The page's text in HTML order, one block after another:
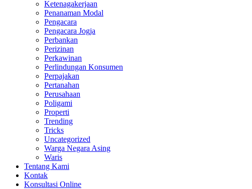
Ketenagakerjaan
Penanaman Modal
Pengacara
Pengacara Jogja
Perbankan
Perizinan
Perkawinan
Perlindungan Konsumen
Perpajakan
Pertanahan
Perusahaan
Poligami
Properti
Trending
Tricks
Uncategorized
Warga Negara Asing
Waris
Tentang Kami
Kontak
Konsultasi Online